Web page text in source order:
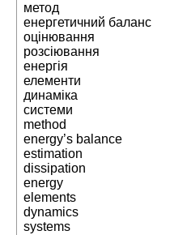
метод
енергетичний баланс
оцінювання
розсіювання
енергія
елементи
динаміка
системи
method
energy’s balance
estimation
dissipation
energy
elements
dynamics
systems